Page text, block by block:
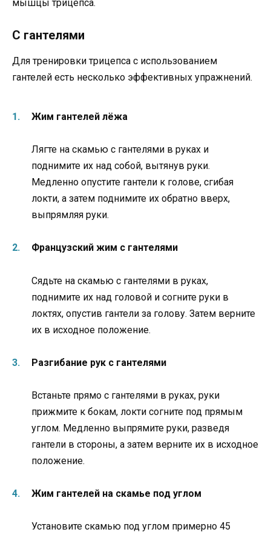
мышцы трицепса.
С гантелями
Для тренировки трицепса с использованием
гантелей есть несколько эффективных упражнений.
Жим гантелей лёжа
Лягте на скамью с гантелями в руках и
поднимите их над собой, вытянув руки.
Медленно опустите гантели к голове, сгибая
локти, а затем поднимите их обратно вверх,
выпрямляя руки.
Французский жим с гантелями
Сядьте на скамью с гантелями в руках,
поднимите их над головой и согните руки в
локтях, опустив гантели за голову. Затем верните
их в исходное положение.
Разгибание рук с гантелями
Встаньте прямо с гантелями в руках, руки
прижмите к бокам, локти согните под прямым
углом. Медленно выпрямите руки, разведя
гантели в стороны, а затем верните их в исходное
положение.
Жим гантелей на скамье под углом
Установите скамью под углом примерно 45